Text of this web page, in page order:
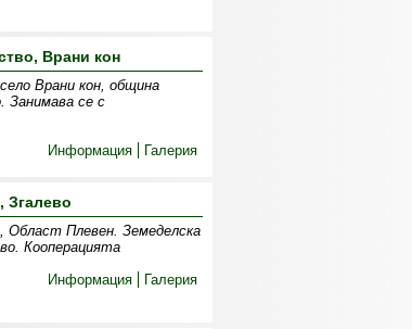
Врани кон
Врани кон, община
Занимава се с
Информация
Галерия
Област Плевен. Земеделска
Кооперацията
Информация
Галерия